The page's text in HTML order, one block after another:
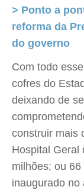
> Ponto a
reforma da
do governo
Com todo
cofres do
deixando de
construir mais
Hospital Geral
milhões; ou
inaugurado no